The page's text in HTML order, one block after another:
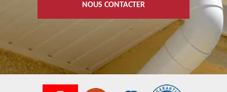
NOUS CONTACTER